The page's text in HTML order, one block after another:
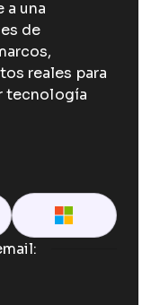
a una
de
reales para
tecnología